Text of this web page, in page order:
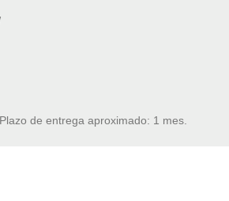
de entrega aproximado: 1 mes.